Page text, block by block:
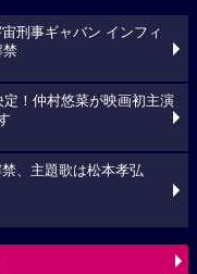
刑事ギャバン インフィ
禁
定！仲村悠菜が映画初主演
、主題歌は松本孝弘